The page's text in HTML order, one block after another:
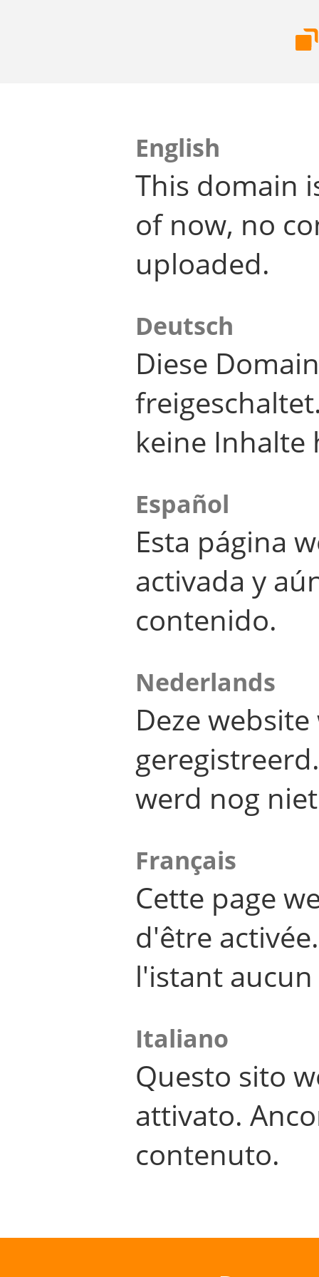
English
This domain
of now, no
uploaded.
Deutsch
Diese
keine Inhalte
Español
Esta página
activada y
contenido.
Nederlands
Deze
werd nog
Français
Cette page
d'être
l'istant
Italiano
Questo sito
attivato.
contenuto.